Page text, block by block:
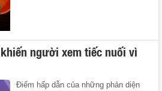
người xem tiếc nuối vì
Điểm hấp dẫn của những phản diện